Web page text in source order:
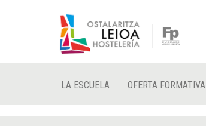
LA ESCUELA OFERTA FORMATIVA